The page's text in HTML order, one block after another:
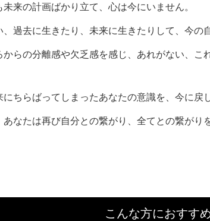
来の計画ばかり立て、心は今にいません。
過去に生きたり、未来に生きたりして、今の
らの分離感や欠乏感を感じ、あれがない、こ
ちらばってしまったあなたの意識を、今に戻
なたは再び自分との繋がり、全てとの繋がり
こんな方におすす